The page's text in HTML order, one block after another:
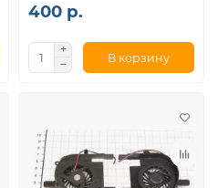
400 р.
В корзину